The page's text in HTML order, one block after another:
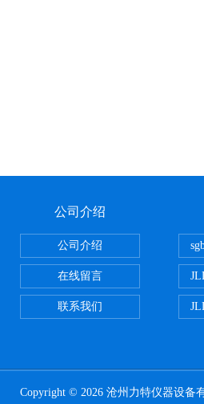
公司介绍
公司介绍
在线留言
联系我们
Copyright © 2026 沧州力特仪器设备